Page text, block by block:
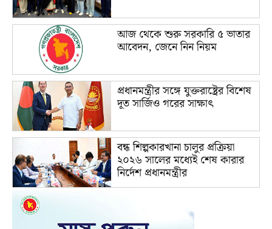
আজ থেকে শুরু সরকারি ৫ ভাতার
আবেদন, জেনে নিন নিয়ম
প্রধানমন্ত্রীর সঙ্গে যুক্তরাষ্ট্রের বিশেষ
দূত সার্জিও গরের সাক্ষাৎ
বন্ধ শিল্পকারখানা চালুর প্রক্রিয়া
২০২৬ সালের মধ্যেই শেষ কারার
নির্দেশ প্রধানমন্ত্রীর